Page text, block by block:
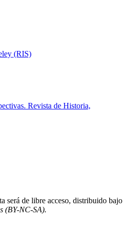
(RIS)
Revista de Historia,
será de libre acceso, distribuido bajo
(BY-NC-SA).